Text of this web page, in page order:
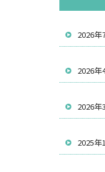
2026年
2026年
2026年
2025年